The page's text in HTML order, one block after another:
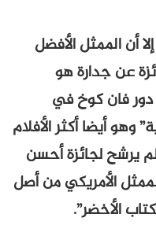
أن الممثل الأفضل
عن جدارة هو
دور فان كوخ في
وهو أيضا أكثر الأفلام
يرشح لجائزة أحسن
الأمريكي من أصل
الأخضر”.